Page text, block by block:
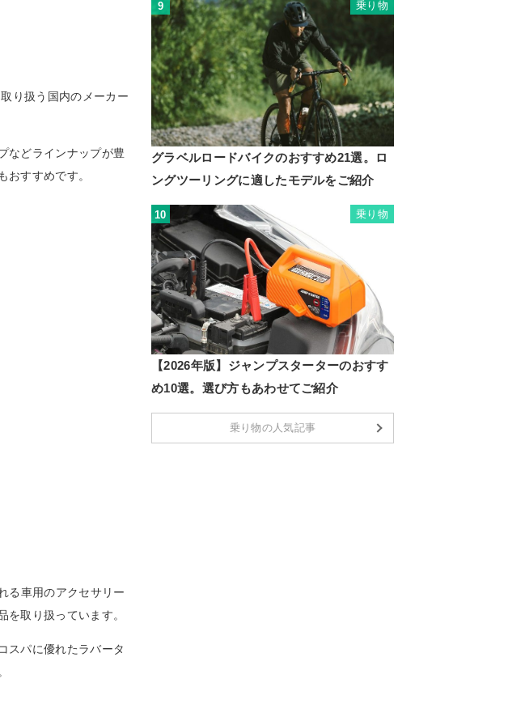
り扱う国内のメーカー
などラインナップが豊
すすめです。
る車用のアクセサリー
取り扱っています。
スパに優れたラバータ
9 乗り物
グラベルロードバイクのおすすめ21選。ロ
ングツーリングに適したモデルをご紹介
10 乗り物
【2026年版】ジャンプスターターのおすす
め10選。選び方もあわせてご紹介
乗り物の人気記事